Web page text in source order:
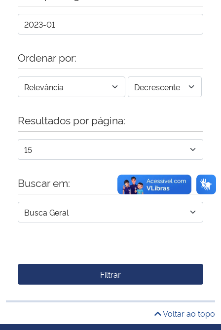
Secretaria-Geral
Gabinete de Segurança Institucional
Banco Central do Brasil
Planalto
Ordenar por:
Resultados por página:
Buscar em:
Filtrar
Voltar ao topo